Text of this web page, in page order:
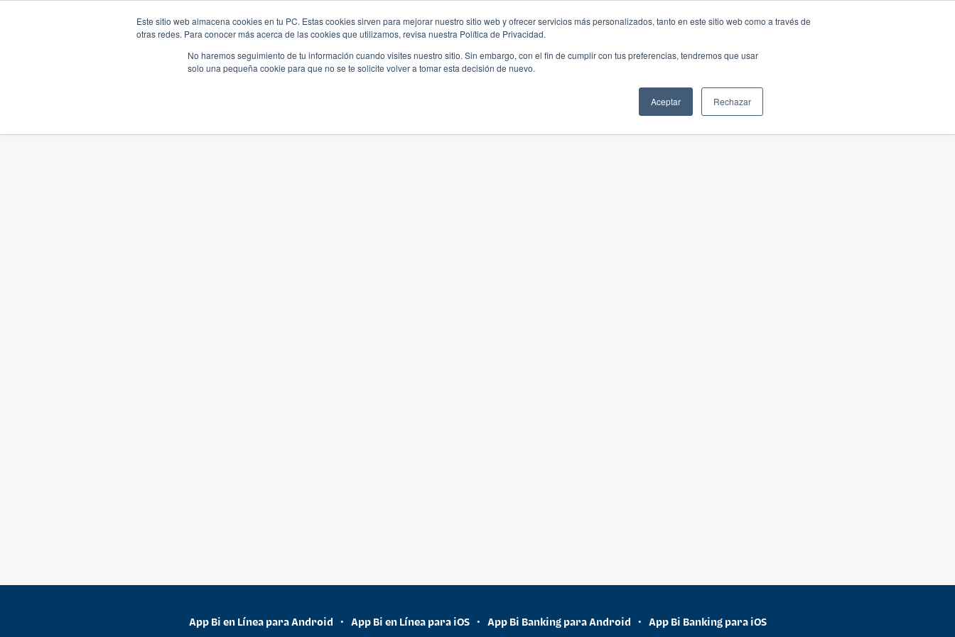
Este sitio web almacena cookies en tu PC. Estas cookies sirven para mejorar nuestro sitio web y ofrecer servicios más personalizados, tanto en este sitio web como a través de
otras redes. Para conocer más acerca de las cookies que utilizamos, revisa nuestra Política de Privacidad.
No haremos seguimiento de tu información cuando visites nuestro sitio. Sin embargo, con el fin de cumplir con tus preferencias, tendremos que usar
solo una pequeña cookie para que no se te solicite volver a tomar esta decisión de nuevo.
Aceptar Rechazar
App Bi en Línea para Android • App Bi en Línea para iOS • App Bi Banking para Android • App Bi Banking para iOS